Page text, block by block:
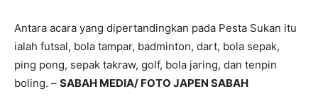
Antara acara yang dipertandingkan pada Pesta Sukan itu
ialah futsal, bola tampar, badminton, dart, bola sepak,
ping pong, sepak takraw, golf, bola jaring, dan tenpin
boling. – SABAH MEDIA/ FOTO JAPEN SABAH